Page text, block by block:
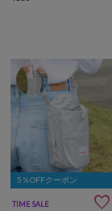
5％OFFクーポン
TIME SALE 